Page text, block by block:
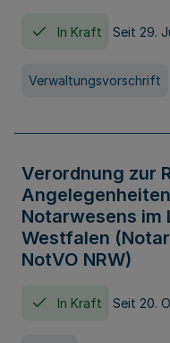
In Kraft Seit 29.
Verwaltungsvorschrift
Verordnung zur
Notarwesens im
Westfalen
NotVO NRW)
In Kraft Seit 20.